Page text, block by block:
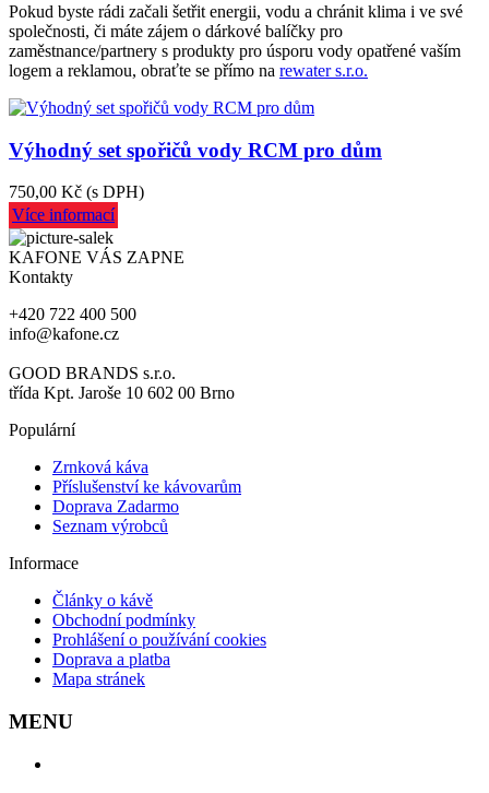
Pokud byste rádi začali šetřit energii, vodu a chránit klima i ve své
společnosti, či máte zájem o dárkové balíčky pro
zaměstnance/partnery s produkty pro úsporu vody opatřené vaším
logem a reklamou, obraťte se přímo na rewater s.r.o.
Výhodný set spořičů vody RCM pro dům
750,00 Kč (s DPH)
Více informací
KAFONE VÁS ZAPNE
Kontakty
+420 722 400 500
info@kafone.cz
GOOD BRANDS s.r.o.
třída Kpt. Jaroše 10 602 00 Brno
Populární
Zrnková káva
Příslušenství ke kávovarům
Doprava Zadarmo
Seznam výrobců
Informace
Články o kávě
Obchodní podmínky
Prohlášení o používání cookies
Doprava a platba
Mapa stránek
MENU